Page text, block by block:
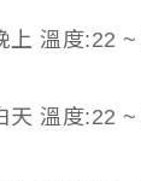
上 溫度:22
天 溫度:22